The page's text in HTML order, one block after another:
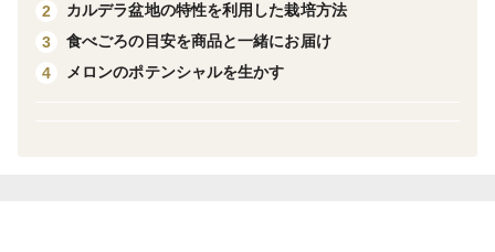
2
カルデラ盆地の特性を利用した栽培方法
3
食べごろの目安を商品と一緒にお届け
4
メロンのポテンシャルを生かす